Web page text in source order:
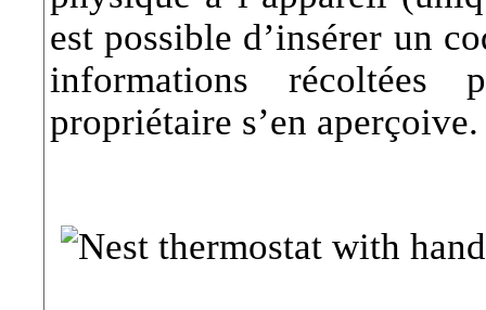
est possible d’insérer un
informations récoltées
propriétaire s’en aperçoive.